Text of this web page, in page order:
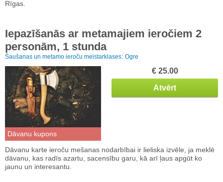
Rīgas.
Iepazīšanās ar metamajiem ieročiem 2
personām, 1 stunda
Šaušanas un metamo ieroču meistarklases: Ogre
Dāvanu kupons
€ 25.00
Atvērt
Dāvanu karte ieroču mešanas nodarbībai ir lieliska izvēle, ja meklē
dāvanu, kas radīs azartu, sacensību garu, kā arī ļaus apgūt ko
jaunu un interesantu.